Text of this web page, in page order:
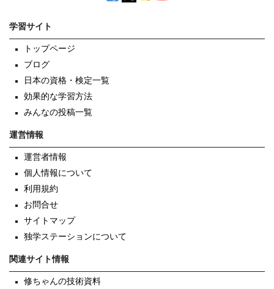
学習サイト
トップページ
ブログ
日本の資格・検定一覧
効果的な学習方法
みんなの投稿一覧
運営情報
運営者情報
個人情報について
利用規約
お問合せ
サイトマップ
独学ステーションについて
関連サイト情報
修ちゃんの技術資料